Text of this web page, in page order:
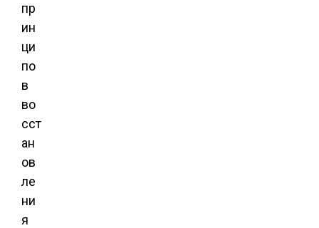
пр
ин
ци
по
в
во
сст
ан
ов
ле
ни
я